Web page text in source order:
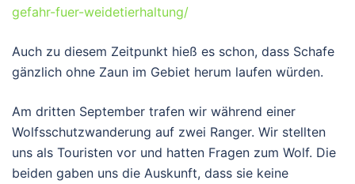
gefahr-fuer-weidetierhaltung/
Auch zu diesem Zeitpunkt hieß es schon, dass Schafe
gänzlich ohne Zaun im Gebiet herum laufen würden.
Am dritten September trafen wir während einer
Wolfsschutzwanderung auf zwei Ranger. Wir stellten
uns als Touristen vor und hatten Fragen zum Wolf. Die
beiden gaben uns die Auskunft, dass sie keine